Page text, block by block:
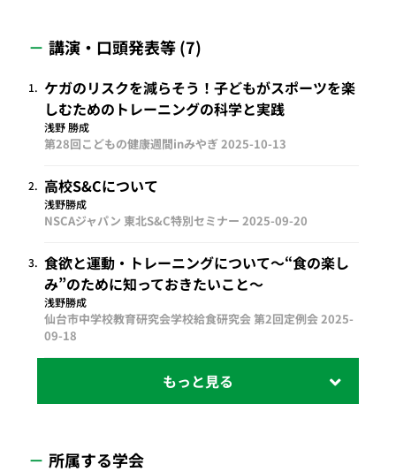
講演・口頭発表等 (7)
1. ケガのリスクを減らそう！子どもがスポーツを楽
しむためのトレーニングの科学と実践
浅野 勝成
第28回こどもの健康週間inみやぎ2025-10-13
2. 高校S&Cについて
浅野勝成
NSCAジャパン 東北S&C特別セミナー 2025-09-20
3. 食欲と運動・トレーニングについて～“食の楽し
み”のために知っておきたいこと～
浅野勝成
仙台市中学校教育研究会学校給食研究会 第2回定例会2025-
09-18
所属する学会